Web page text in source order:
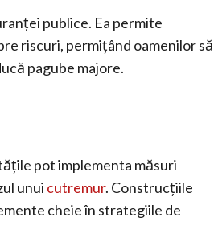
publice. Ea permite
riscuri, permițând oamenilor să
pagube majore.
pot implementa măsuri
unui cutremur. Construcțiile
cheie în strategiile de